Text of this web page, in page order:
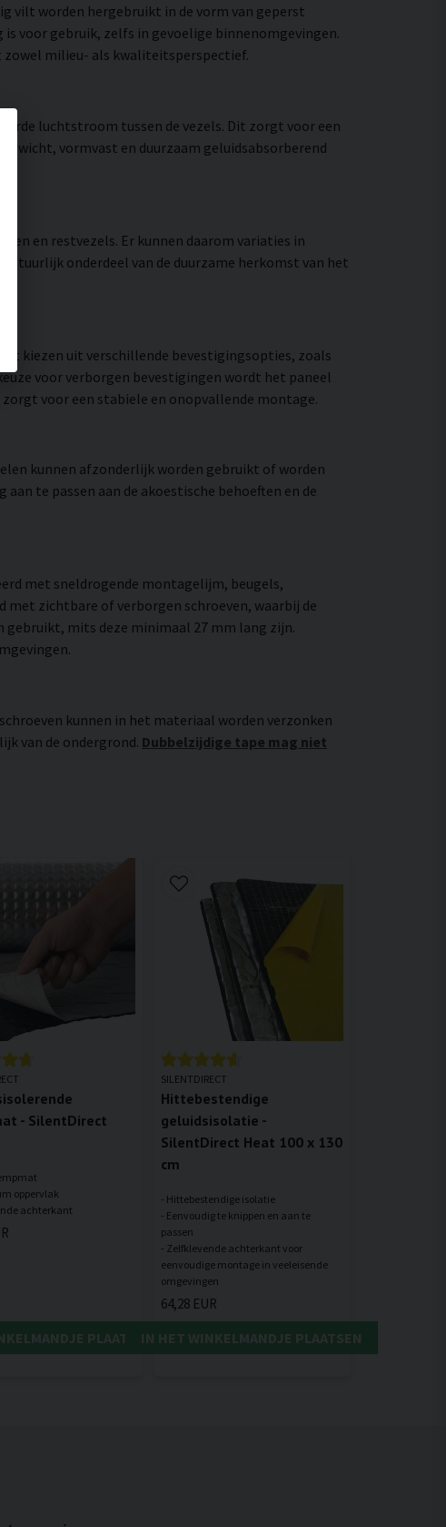
vilt worden hergebruikt in de vorm van geperst
voor gebruik, zelfs in gevoelige binnenomgevingen.
zowel milieu- als kwaliteitsperspectief.
luchtstroom tussen de vezels. Dit zorgt voor een
vormvast en duurzaam geluidsabsorberend
en restvezels. Er kunnen daarom variaties in
onderdeel van de duurzame herkomst van het
kiezen uit verschillende bevestigingsopties, zoals
voor verborgen bevestigingen wordt het paneel
voor een stabiele en onopvallende montage.
kunnen afzonderlijk worden gebruikt of worden
te passen aan de akoestische behoeften en de
met sneldrogende montagelijm, beugels,
zichtbare of verborgen schroeven, waarbij de
mits deze minimaal 27 mm lang zijn.
kunnen in het materiaal worden verzonken
van de ondergrond. Dubbelzijdige tape mag niet
- SilentDirect
oppervlak
PLAATSEN
SILENTDIRECT
Hittebestendige
geluidsisolatie -
SilentDirect Heat 100 x 130
cm
- Hittebestendige isolatie
- Eenvoudig te knippen en aan te
passen
- Zelfklevende achterkant voor
eenvoudige montage in veeleisende
64,28 EUR
IN HET WINKELMANDJE PLAATSEN